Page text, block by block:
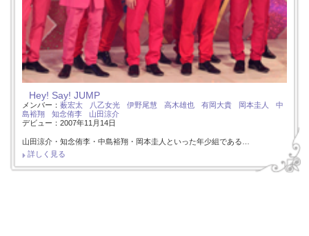
Hey! Say! JUMP
メンバー： 薮宏太 八乙女光 伊野尾慧 高木雄也 有岡大貴 岡本圭人
中
島裕翔
知念侑李
山田涼介
デビュー：2007年11月14日
山田涼介・知念侑李・中島裕翔・岡本圭人といった年少組である…
詳しく見る